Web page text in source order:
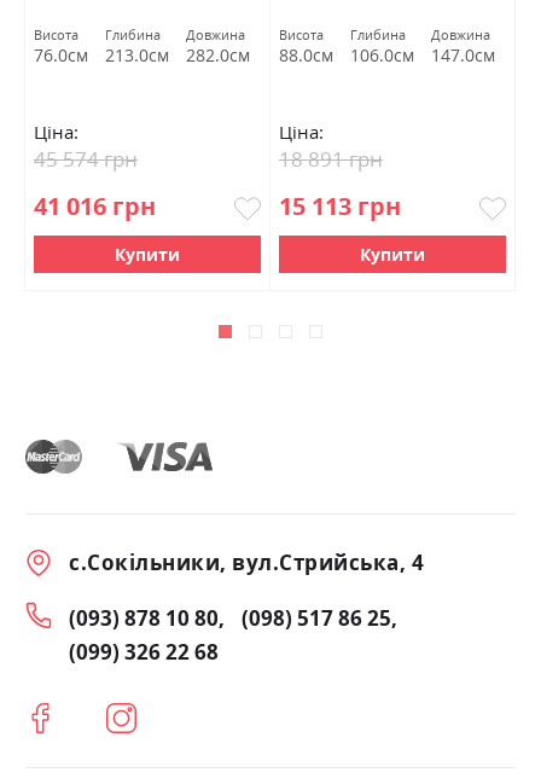
Висота
76.0см
Глибина
213.0см
Довжина
282.0см
Ціна:
41 016 грн
45 574 грн
Купити
Висота
88.0см
Глибина
106.0см
Довжина
147.0см
Ціна:
15 113 грн
18 891 грн
Купити
с.Сокільники, вул.Стрийська, 4
(093) 878 10 80
(098) 517 86 25
(099) 326 22 68